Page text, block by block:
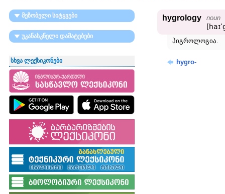
მეზობელი სიტყვები
უკანასკნელი დამატებები
სხვა ლექსიკონები
hygrology noun
ჰიგროლოგია.
hygro-